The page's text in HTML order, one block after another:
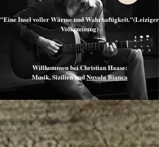
"Eine Insel voller Wärme und Wahrhaftigkeit."(Leiziger
Volkszeitung)
Willkommen bei Christian Haase:
Musik, Sizilien undNuvola Bianca